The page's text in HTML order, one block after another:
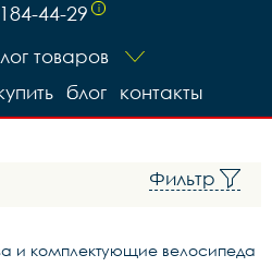
44-29 i
товаров
контакты
блог
Фильтр
и комплектующие велосипеда